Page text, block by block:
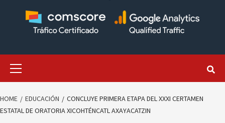
HOME EDUCACIÓN
CONCLUYE PRIMERA ETAPA DEL XXXI CERTAMEN
ESTATAL DE ORATORIA XICOHTÉNCATL AXAYACATZIN